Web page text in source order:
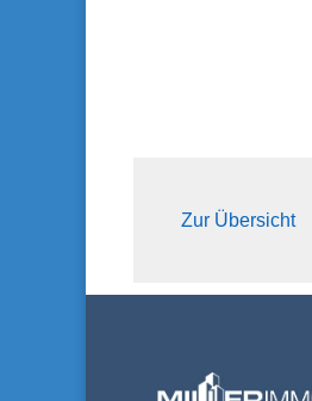
Zur Übersicht